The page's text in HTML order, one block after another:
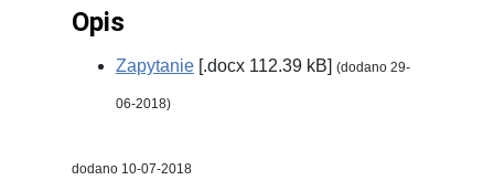
Opis
Zapytanie[.docx 112.39 kB] (dodano 29-
06-2018)
dodano 10-07-2018